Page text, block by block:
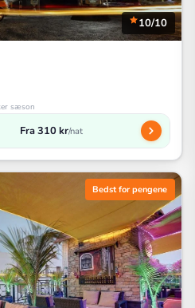
10/10
sæson
Fra 310 kr/nat
Bedst for pengene